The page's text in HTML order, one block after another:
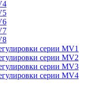
серии MV1
серии MV2
серии MV3
серии MV4